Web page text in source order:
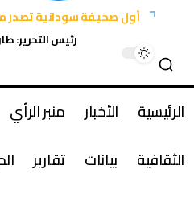
أول صحيفة سودانية تصدر
رئيس التحرير:
الرئيسية الأخبار منبر الرأي
الثقافية
بيانات تقارير